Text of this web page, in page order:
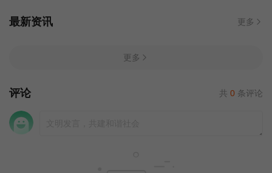
最新资讯 更多
更多
评论 共 0 条评论